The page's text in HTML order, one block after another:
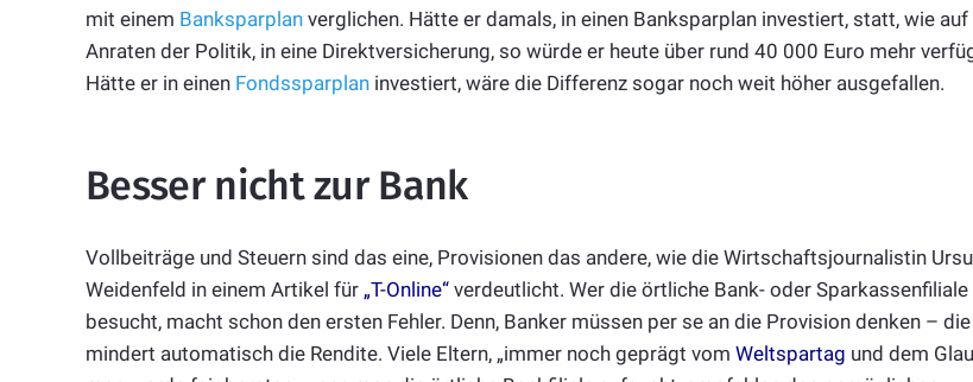
mit einem Banksparplan verglichen. Hätte er damals, in einen Banksparplan investiert, statt, wie auf
Anraten der Politik, in eine Direktversicherung, so würde er heute über rund 40 000 Euro mehr
Hätte er in einen Fondssparplan investiert, wäre die Differenz sogar noch weit höher ausgefallen.
Besser nicht zur Bank
Vollbeiträge und Steuern sind das eine, Provisionen das andere, wie die Wirtschaftsjournalistin
Weidenfeld in einem Artikel für „T-Online“ verdeutlicht. Wer die örtliche Bank- oder Sparkassenfiliale
besucht, macht schon den ersten Fehler. Denn, Banker müssen per se an die Provision denken –
mindert automatisch die Rendite. Viele Eltern, „immer noch geprägt vom Weltspartag und dem